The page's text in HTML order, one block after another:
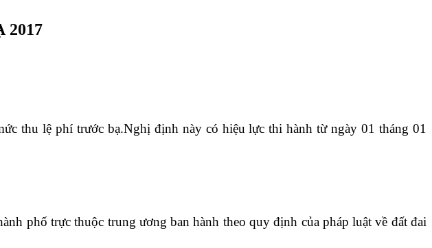
2017
thu lệ phí trước bạ.Nghị định này có hiệu lực thi hành từ ngày 01 tháng 01
phố trực thuộc trung ương ban hành theo quy định của pháp luật về đất đai